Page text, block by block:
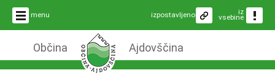
menu iz
vsebine
izpostavljeno
Občina Ajdovščina